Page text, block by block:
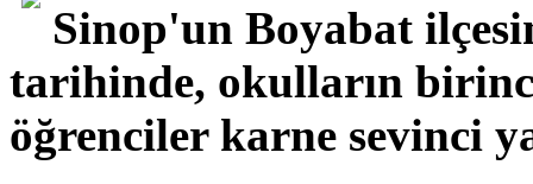
Sinop'un Boyabat
tarihinde, okulların
öğrenciler karne sevinci